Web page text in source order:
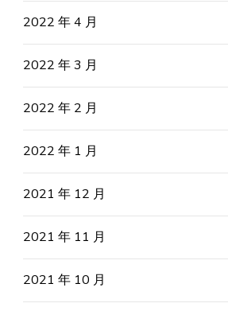
2022 年 4 月
2022 年 3 月
2022 年 2 月
2022 年 1 月
2021 年 12 月
2021 年 11 月
2021 年 10 月